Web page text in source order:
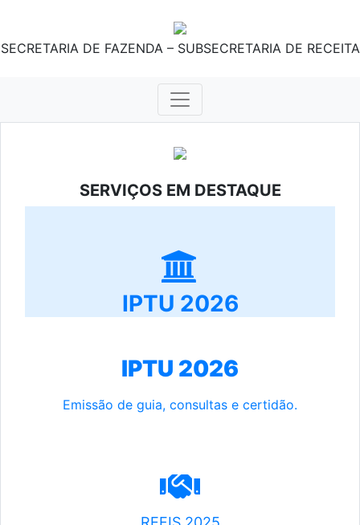
SECRETARIA DE FAZENDA – SUBSECRETARIA DE RECEITA
SERVIÇOS EM DESTAQUE
IPTU 2026
IPTU 2026
Emissão de guia, consultas e certidão.